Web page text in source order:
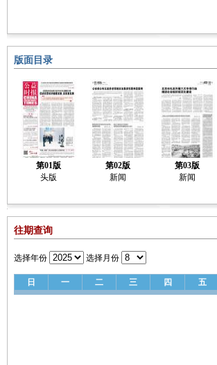
版面目录
第01版
头版
第02版
新闻
第03版
新闻
往期查询
选择年份 选择月份
日 一 二 三 四 五